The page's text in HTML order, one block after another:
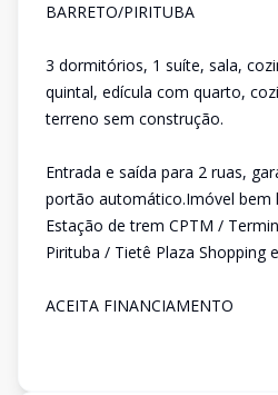
BARRETO/PIRITUBA
3 dormitórios, 1 suíte, sala,
quintal, edícula com quarto,
terreno sem construção.
Entrada e saída para 2 ruas,
portão automático.Imóvel bem
Estação de trem CPTM /
Pirituba / Tietê Plaza Shopping
ACEITA FINANCIAMENTO